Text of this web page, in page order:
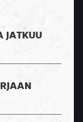
JATKUU